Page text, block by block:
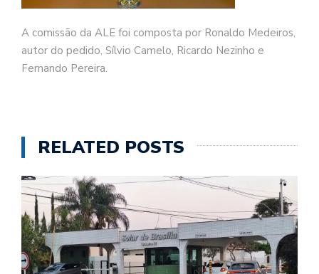
A comissão da ALE foi composta por Ronaldo Medeiros,
autor do pedido, Sílvio Camelo, Ricardo Nezinho e
Fernando Pereira.
RELATED POSTS